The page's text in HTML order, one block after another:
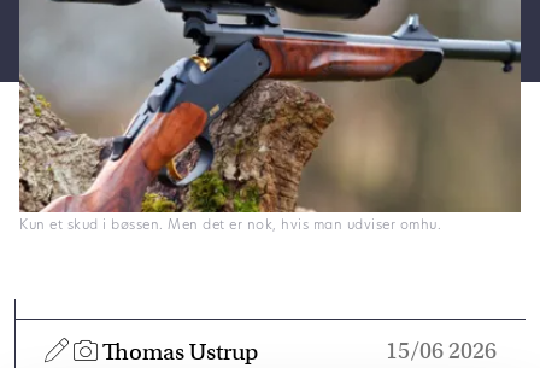
Kun et skud i bøssen. Men det er nok, hvis man udviser omhu.
Thomas Ustrup 15/06 2026